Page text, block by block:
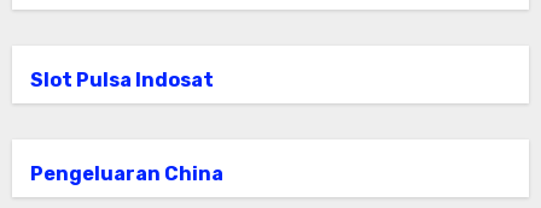
Slot Pulsa Indosat
Pengeluaran China